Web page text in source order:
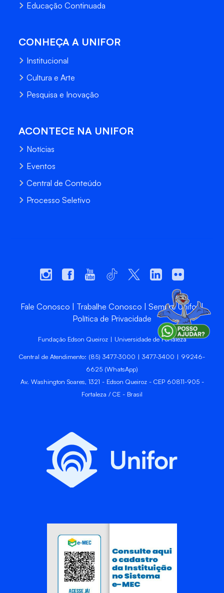
Educação Continuada
CONHEÇA A UNIFOR
Institucional
Cultura e Arte
Pesquisa e Inovação
ACONTECE NA UNIFOR
Notícias
Eventos
Central de Conteúdo
Processo Seletivo
Fale Conosco Trabalhe Conosco
Sempre Unifor
Política de Privacidade
Fundação Edson Queiroz | Universidade de Fortaleza
Central de Atendimento: (85) 3477-3000 | 3477-3400 | 99246-
6625 (WhatsApp)
Av. Washington Soares, 1321 - Edson Queiroz - CEP 60811-905 -
Fortaleza / CE - Brasil